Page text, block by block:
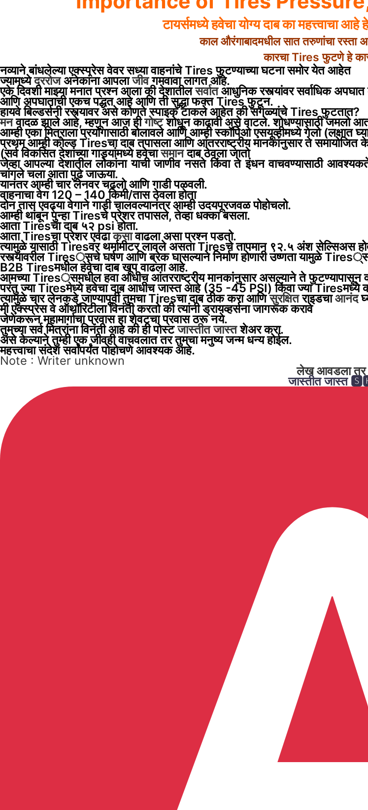
टायर्समध्ये हवेचा योग्य दाब का महत्त्वाचा
काल औरंगाबादमधील सात तरुणांचा रस्ता
कारचा Tires फुटणे हे
नव्याने बांधलेल्या एक्स्प्रेस वेवर सध्या वाहनांचे Tires फुटण्याच्या घटना समोर येत आहेत
ज्यामध्येदररोजअनेकांना आपलाजीवगमवावा लागत आहे.
एके दिवशी माझ्या मनात प्रश्न आला की देशातीलसर्वातआधुनिक रस्त्यांवर सर्वाधिक अपघात
आणि अपघाताची एकच पद्धत आहे आणि ती सुद्धा फक्त Tires फुटून.
हायवे बिल्डर्सनी रस्त्यावर असे कोणते स्पाइक टाकले आहेत की सगळ्यांचे Tires फुटतात?
मनवादळ झाले आहे, म्हणून आज हीगोष्टशोधून काढावी असे वाटले.शोधण्यासाठी जमलो
आम्ही एका मित्राला प्रयोगासाठी बोलावले आणि आम्ही स्कॉर्पिओ एसयूव्हीमध्ये गेलो
प्रथम आम्ही कोल्ड Tiresचा दाब तपासला आणि आंतरराष्ट्रीय मानकांनुसार ते
(सर्व विकसित देशांच्या गाड्यांमध्ये हवेचासमानदाब ठेवला जातो
जेव्हा आपल्या देशातील लोकांना याची जाणीव नसते किंवा ते इंधन वाचवण्यासाठी
चांगलेचला आता पुढे जाऊया.
यानंतर आम्ही चार लेनवर चढलो आणि गाडी पळवली.
वाहनाचा वेग 120 – 140 किमी/तास ठेवला होता
दोन तास एवढ्या वेगाने गाडी चालवल्यानंतर आम्ही उदयपूरजवळ पोहोचलो.
आम्ही थांबून पुन्हा Tiresचे प्रेशर तपासले, तेव्हा धक्का बसला.
आता Tiresचा दाब ५२ psi होता.
आता Tiresचा प्रेशर एवढाकसावाढला असा प्रश्न पडतो.
त्यामुळे यासाठी Tiresवर थर्मामीटर लावले असता Tiresचे तापमान ९२.५ अंश सेल्सिअस
रस्त्यावरील Tires्सचे घर्षण आणि ब्रेक घासल्याने निर्माण होणारी उष्णता यामुळे
B2B Tiresमधील हवेचा दाब खूप वाढला आहे.
आमच्या Tires्समधील हवा आधीच आंतरराष्ट्रीय मानकांनुसार असल्याने ते फुटण्यापासून
परंतु ज्या Tiresमध्ये हवेचा दाब आधीच जास्त आहे (35 -45 PSI)किंवा ज्या Tiresमध्ये
त्यामुळे चार लेनकडे जाण्यापूर्वी तुमचा Tiresचा दाब ठीक करा आणिसुरक्षितराइडचाआनंद
मी एक्स्प्रेस वे ऑथॉरिटीला विनंती करतो की त्यांनी ड्रायव्हर्सना जागरूक करावे
जेणेकरून महामार्गाचा प्रवास हा शेवटचा प्रवास ठरू नये.
तुमच्या सर्व मित्रांना विनंती आहे की ही पोस्टजास्तीत जास्तशेअर करा.
असे केल्याने तुम्ही एक जीवही वाचवलात तर तुमचा मनुष्य जन्म धन्य होईल.
महत्त्वाचा संदेश सर्वांपर्यंत पोहोचणे आवश्यक आहे.
Note : Writer unknown
लेख आवडला तर
जास्तीत जास्त